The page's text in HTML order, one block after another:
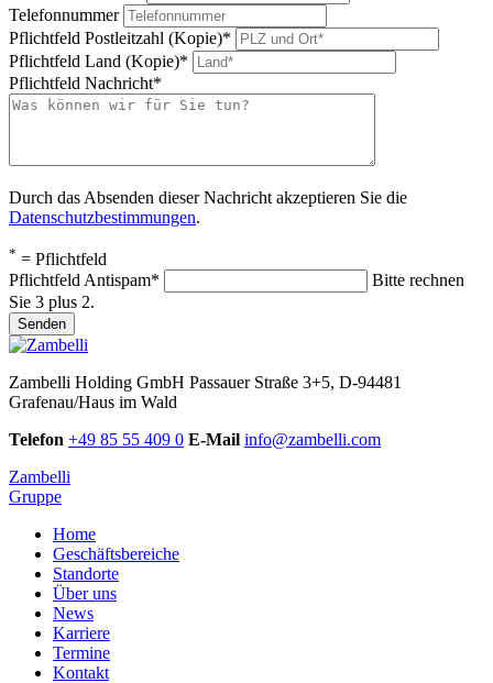
Telefonnummer
Pflichtfeld Postleitzahl (Kopie)*
Pflichtfeld Land (Kopie)*
Pflichtfeld Nachricht*
Durch das Absenden dieser Nachricht akzeptieren Sie die
Datenschutzbestimmungen.
* = Pflichtfeld
Pflichtfeld Antispam*
Bitte rechnen
Sie 3 plus 2.
Senden
Zambelli Holding GmbH Passauer Straße 3+5, D-94481
Grafenau/Haus im Wald
Telefon +49 85 55 409 0 E-Mail info@zambelli.com
Zambelli
Gruppe
Home
Geschäftsbereiche
Standorte
Über uns
News
Karriere
Termine
Kontakt